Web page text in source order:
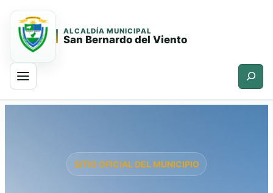
ALCALDÍA MUNICIPAL
San Bernardo del Viento
Buscar
SITIO OFICIAL DEL MUNICIPIO